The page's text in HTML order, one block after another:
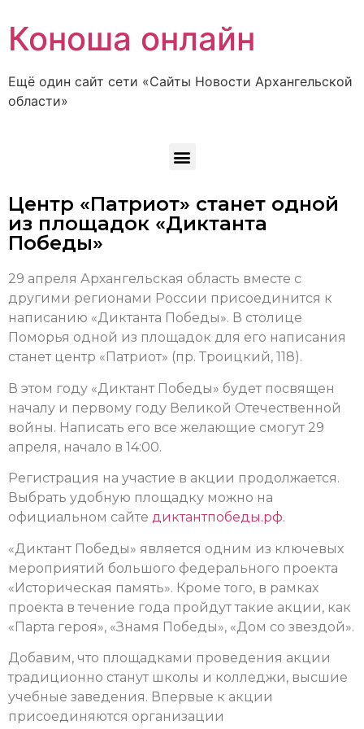
Коноша онлайн
Ещё один сайт сети «Сайты Новости Архангельской
области»
Центр «Патриот» станет одной
из площадок «Диктанта
Победы»
29 апреля Архангельская область вместе с
другими регионами России присоединится к
написанию «Диктанта Победы». В столице
Поморья одной из площадок для его написания
станет центр «Патриот» (пр. Троицкий, 118).
В этом году «Диктант Победы» будет посвящен
началу и первому году Великой Отечественной
войны. Написать его все желающие смогут 29
апреля, начало в 14:00.
Регистрация на участие в акции продолжается.
Выбрать удобную площадку можно на
официальном сайте диктантпобеды.рф.
«Диктант Победы» является одним из ключевых
мероприятий большого федерального проекта
«Историческая память». Кроме того, в рамках
проекта в течение года пройдут такие акции, как
«Парта героя», «Знамя Победы», «Дом со звездой».
Добавим, что площадками проведения акции
традиционно станут школы и колледжи, высшие
учебные заведения. Впервые к акции
присоединяются организации